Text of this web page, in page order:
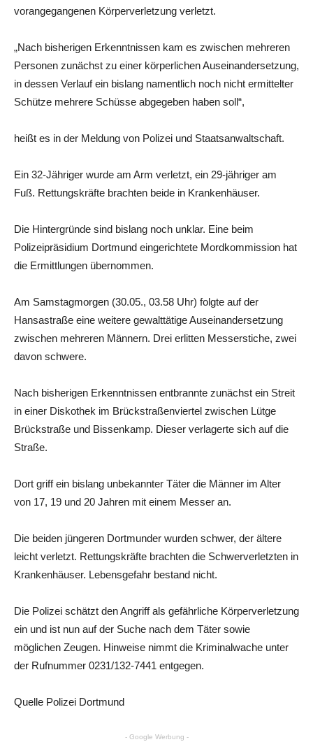
vorangegangenen Körperverletzung verletzt.
„Nach bisherigen Erkenntnissen kam es zwischen mehreren
Personen zunächst zu einer körperlichen Auseinandersetzung,
in dessen Verlauf ein bislang namentlich noch nicht ermittelter
Schütze mehrere Schüsse abgegeben haben soll“,
heißt es in der Meldung von Polizei und Staatsanwaltschaft.
Ein 32-Jähriger wurde am Arm verletzt, ein 29-jähriger am
Fuß. Rettungskräfte brachten beide in Krankenhäuser.
Die Hintergründe sind bislang noch unklar. Eine beim
Polizeipräsidium Dortmund eingerichtete Mordkommission hat
die Ermittlungen übernommen.
Am Samstagmorgen (30.05., 03.58 Uhr) folgte auf der
Hansastraße eine weitere gewalttätige Auseinandersetzung
zwischen mehreren Männern. Drei erlitten Messerstiche, zwei
davon schwere.
Nach bisherigen Erkenntnissen entbrannte zunächst ein Streit
in einer Diskothek im Brückstraßenviertel zwischen Lütge
Brückstraße und Bissenkamp. Dieser verlagerte sich auf die
Straße.
Dort griff ein bislang unbekannter Täter die Männer im Alter
von 17, 19 und 20 Jahren mit einem Messer an.
Die beiden jüngeren Dortmunder wurden schwer, der ältere
leicht verletzt. Rettungskräfte brachten die Schwerverletzten in
Krankenhäuser. Lebensgefahr bestand nicht.
Die Polizei schätzt den Angriff als gefährliche Körperverletzung
ein und ist nun auf der Suche nach dem Täter sowie
möglichen Zeugen. Hinweise nimmt die Kriminalwache unter
der Rufnummer 0231/132-7441 entgegen.
Quelle Polizei Dortmund
- Google Werbung -